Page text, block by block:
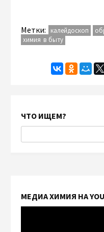
Метки: калейдоскоп
химия в быту
ЧТО ИЩЕМ?
МЕДИА ХИМИЯ НА